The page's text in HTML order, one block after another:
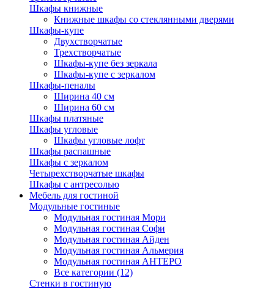
Шкафы книжные
Книжные шкафы со стеклянными дверями
Шкафы-купе
Двухстворчатые
Трехстворчатые
Шкафы-купе без зеркала
Шкафы-купе с зеркалом
Шкафы-пеналы
Ширина 40 см
Ширина 60 см
Шкафы платяные
Шкафы угловые
Шкафы угловые лофт
Шкафы распашные
Шкафы с зеркалом
Четырехстворчатые шкафы
Шкафы с антресолью
Мебель для гостиной
Модульные гостиные
Модульная гостиная Мори
Модульная гостиная Софи
Модульная гостиная Айден
Модульная гостиная Альмерия
Модульная гостиная АНТЕРО
Все категории (12)
Стенки в гостиную